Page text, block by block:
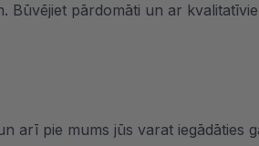
pārdomāti un ar
arī pie mums jūs varat iegādāties